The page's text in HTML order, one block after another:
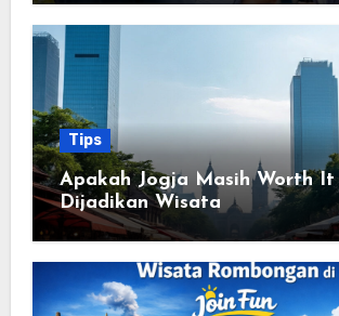
Tips
Apakah Jogja Masih Worth It
Dijadikan Wisata